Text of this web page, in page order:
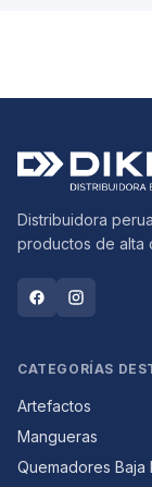
Distribuidora
productos de alta
CATEGORÍAS
Artefactos
Mangueras
Quemadores Baja